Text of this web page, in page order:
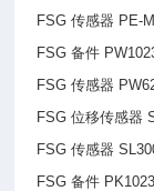
FSG传感器
FSG备件
FSG传感器
FSG位移传感
FSG传感器
FSG备件